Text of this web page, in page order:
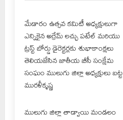
మేడారం ఉత్సవ కమిటీ అధ్యక్షులుగా
ఎన్నికైన అర్రేమ్ లచ్చు పటేల్ మరియు
ట్రస్ట్ బోర్డు డైరెక్టర్లకు శుభాకాంక్షలు
తెలియజేసిన జాతీయ బీసీ సంక్షేమ
సంఘం ములుగు జిల్లా అధ్యక్షులు బట్ట
మురళీకృష్ణ
ములుగు జిల్లా తాడ్వాయి మండలం